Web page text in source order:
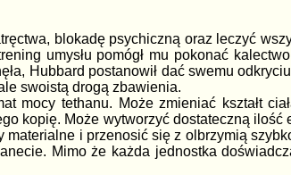
blokadę psychiczną oraz leczyć
umysłu pomógł mu pokonać
Hubbard postanowił dać swemu
swoistą drogą zbawienia.
mocy tethanu. Może zmieniać kształt
kopię. Może wytworzyć dostateczną
i przenosić się z olbrzymią
Mimo że każda jednostka